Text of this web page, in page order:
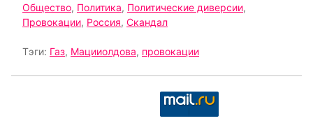
Общество, Политика, Политические диверсии,
Провокации, Россия, Скандал
Тэги: Газ, Мацииолдова, провокации